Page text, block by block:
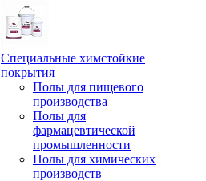
Специальные химстойкие
покрытия
Полы для пищевого
производства
Полы для
фармацевтической
промышленности
Полы для химических
производств